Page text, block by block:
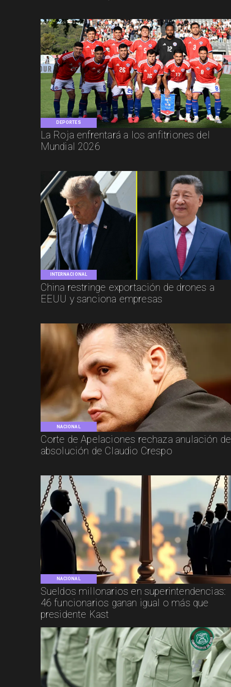
DEPORTES
La Roja enfrentará a los anfitriones del
Mundial 2026
INTERNACIONAL
China restringe exportación de drones a
EEUU y sanciona empresas
NACIONAL
Corte de Apelaciones rechaza anulación de
absolución de Claudio Crespo
NACIONAL
Sueldos millonarios en superintendencias:
46 funcionarios ganan igual o más que
presidente Kast